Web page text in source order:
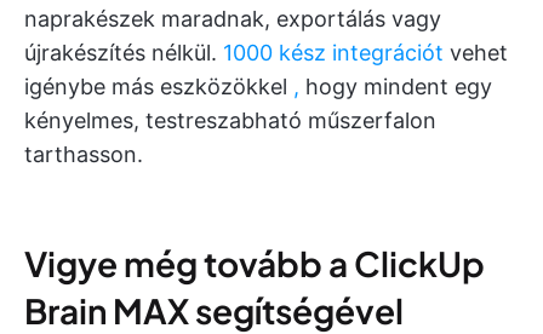
naprakészek maradnak, exportálás vagy
újrakészítés nélkül. 1000 kész integrációt vehet
igénybe más eszközökkel , hogy mindent egy
kényelmes, testreszabható műszerfalon
tarthasson.
Vigye még tovább a ClickUp
Brain MAX segítségével